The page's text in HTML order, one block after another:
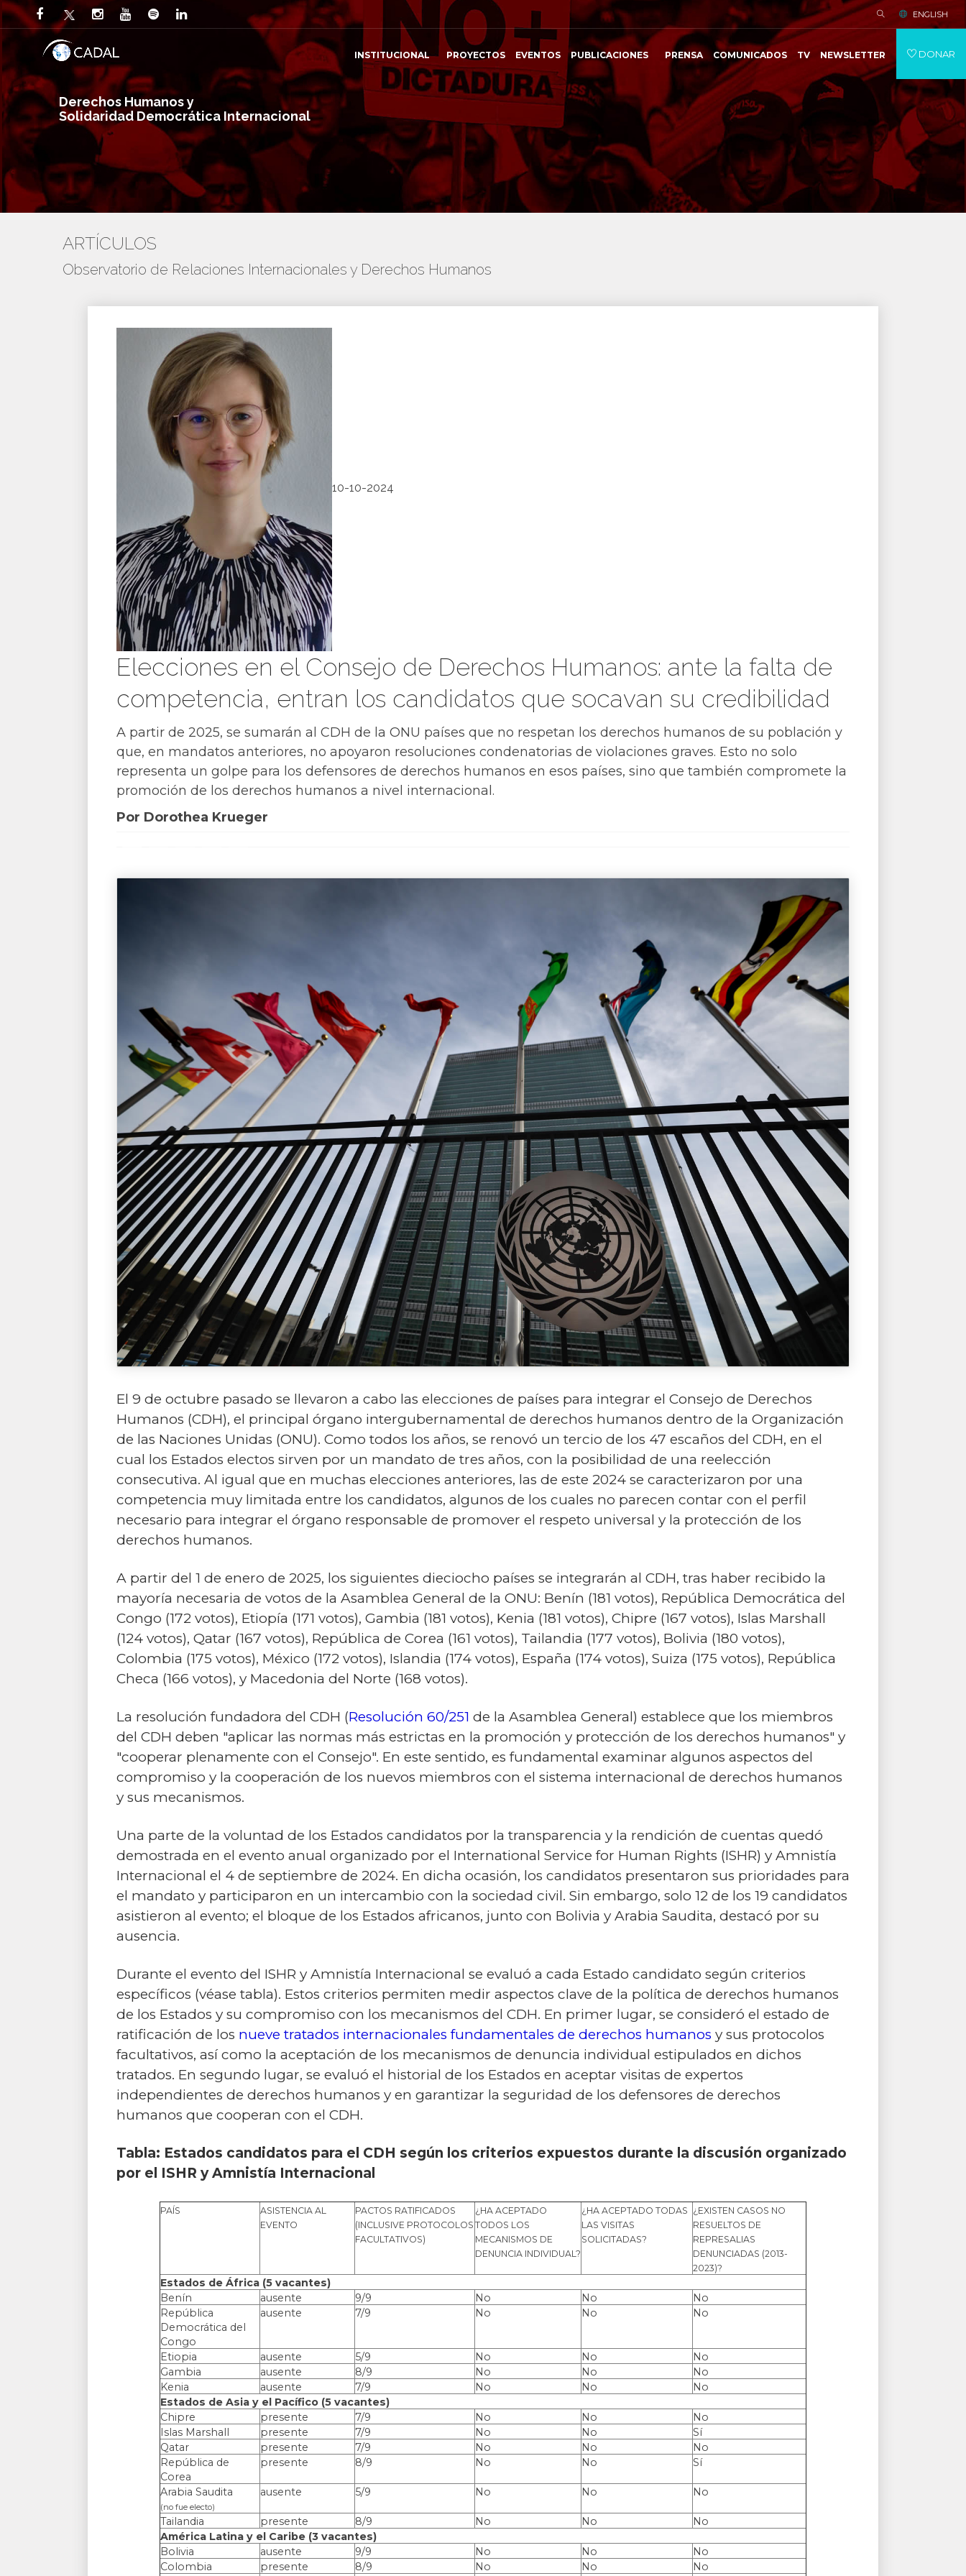
Derechos Humanos y
Solidaridad Democrática Internacional
ENGLISH
INSTITUCIONAL PROYECTOS EVENTOS PUBLICACIONES PRENSA COMUNICADOS TV NEWSLETTER DONAR
ARTÍCULOS
Observatorio de Relaciones Internacionales y Derechos Humanos
10-10-2024
Elecciones en el Consejo de Derechos Humanos: ante la falta de
competencia, entran los candidatos que socavan su credibilidad
A partir de 2025, se sumarán al CDH de la ONU países que no respetan los derechos humanos de su población y
que, en mandatos anteriores, no apoyaron resoluciones condenatorias de violaciones graves. Esto no solo
representa un golpe para los defensores de derechos humanos en esos países, sino que también compromete la
promoción de los derechos humanos a nivel internacional.
Por Dorothea Krueger
El 9 de octubre pasado se llevaron a cabo las elecciones de países para integrar el Consejo de Derechos
Humanos (CDH), el principal órgano intergubernamental de derechos humanos dentro de la Organización
de las Naciones Unidas (ONU). Como todos los años, se renovó un tercio de los 47 escaños del CDH, en el
cual los Estados electos sirven por un mandato de tres años, con la posibilidad de una reelección
consecutiva. Al igual que en muchas elecciones anteriores, las de este 2024 se caracterizaron por una
competencia muy limitada entre los candidatos, algunos de los cuales no parecen contar con el perfil
necesario para integrar el órgano responsable de promover el respeto universal y la protección de los
derechos humanos.
A partir del 1 de enero de 2025, los siguientes dieciocho países se integrarán al CDH, tras haber recibido la
mayoría necesaria de votos de la Asamblea General de la ONU: Benín (181 votos), República Democrática del
Congo (172 votos), Etiopía (171 votos), Gambia (181 votos), Kenia (181 votos), Chipre (167 votos), Islas Marshall
(124 votos), Qatar (167 votos), República de Corea (161 votos), Tailandia (177 votos), Bolivia (180 votos),
Colombia (175 votos), México (172 votos), Islandia (174 votos), España (174 votos), Suiza (175 votos), República
Checa (166 votos), y Macedonia del Norte (168 votos).
La resolución fundadora del CDH (Resolución 60/251 de la Asamblea General) establece que los miembros
del CDH deben "aplicar las normas más estrictas en la promoción y protección de los derechos humanos" y
"cooperar plenamente con el Consejo". En este sentido, es fundamental examinar algunos aspectos del
compromiso y la cooperación de los nuevos miembros con el sistema internacional de derechos humanos
y sus mecanismos.
Una parte de la voluntad de los Estados candidatos por la transparencia y la rendición de cuentas quedó
demostrada en el evento anual organizado por el International Service for Human Rights (ISHR) y Amnistía
Internacional el 4 de septiembre de 2024. En dicha ocasión, los candidatos presentaron sus prioridades para
el mandato y participaron en un intercambio con la sociedad civil. Sin embargo, solo 12 de los 19 candidatos
asistieron al evento; el bloque de los Estados africanos, junto con Bolivia y Arabia Saudita, destacó por su
ausencia.
Durante el evento del ISHR y Amnistía Internacional se evaluó a cada Estado candidato según criterios
específicos (véase tabla). Estos criterios permiten medir aspectos clave de la política de derechos humanos
de los Estados y su compromiso con los mecanismos del CDH. En primer lugar, se consideró el estado de
ratificación de los nueve tratados internacionales fundamentales de derechos humanos y sus protocolos
facultativos, así como la aceptación de los mecanismos de denuncia individual estipulados en dichos
tratados. En segundo lugar, se evaluó el historial de los Estados en aceptar visitas de expertos
independientes de derechos humanos y en garantizar la seguridad de los defensores de derechos
humanos que cooperan con el CDH.
Tabla: Estados candidatos para el CDH según los criterios expuestos durante la discusión organizado
por el ISHR y Amnistía Internacional
PAÍS
ASISTENCIA AL
EVENTO
PACTOS RATIFICADOS
(INCLUSIVE PROTOCOLOS
FACULTATIVOS)
¿HA ACEPTADO
TODOS LOS
MECANISMOS DE
DENUNCIA INDIVIDUAL?
¿HA ACEPTADO TODAS
LAS VISITAS
SOLICITADAS?
¿EXISTEN CASOS NO
RESUELTOS DE
REPRESALIAS
DENUNCIADAS (2013-
2023)?
Estados de África (5 vacantes)
Benín
ausente 9/9 No No
No
República
Democrática del
Congo
ausente 7/9 No No No
Etiopia ausente 5/9 No No
No
Gambia
ausente 8/9 No No
No
Kenia
ausente 7/9 No No
No
Estados de Asia y el Pacífico (5 vacantes)
Chipre
presente 7/9 No No
No
Islas Marshall
presente 7/9 No No
Sí
Qatar
presente 7/9 No No
No
República de
Corea
presente 8/9 No No Sí
Arabia Saudita
(no fue electo)
ausente 5/9 No No No
Tailandia presente 8/9 No No
No
América Latina y el Caribe (3 vacantes)
Bolivia
ausente 9/9 No No
No
Colombia
presente 8/9 No No
No